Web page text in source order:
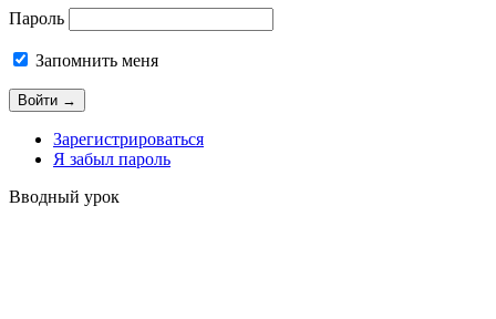
Пароль
Запомнить меня
Зарегистрироваться
Я забыл пароль
Вводный урок